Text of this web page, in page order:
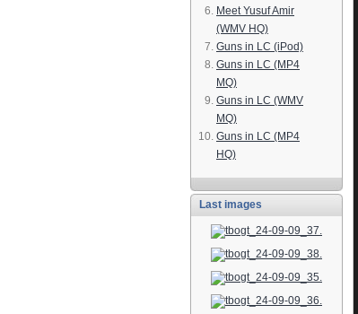
Meet Yusuf Amir
(WMV HQ)
Guns in LC (iPod)
Guns in LC (MP4
MQ)
Guns in LC (WMV
MQ)
Guns in LC (MP4
HQ)
Last images